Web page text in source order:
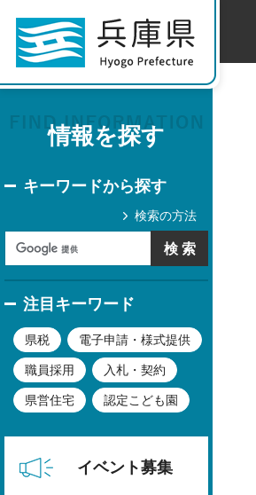
情報を探す
キーワードから探す
検索の方法
注目キーワード
県税 電子申請・様式提供
職員採用 入札・契約
県営住宅 認定こども園
イベント募集